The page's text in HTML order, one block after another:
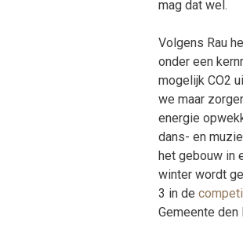
mag dat wel.
Volgens Rau
onder een
mogelijk CO2
we maar
energie
dans- en
het gebouw in
winter wordt
3 in de
Gemeente